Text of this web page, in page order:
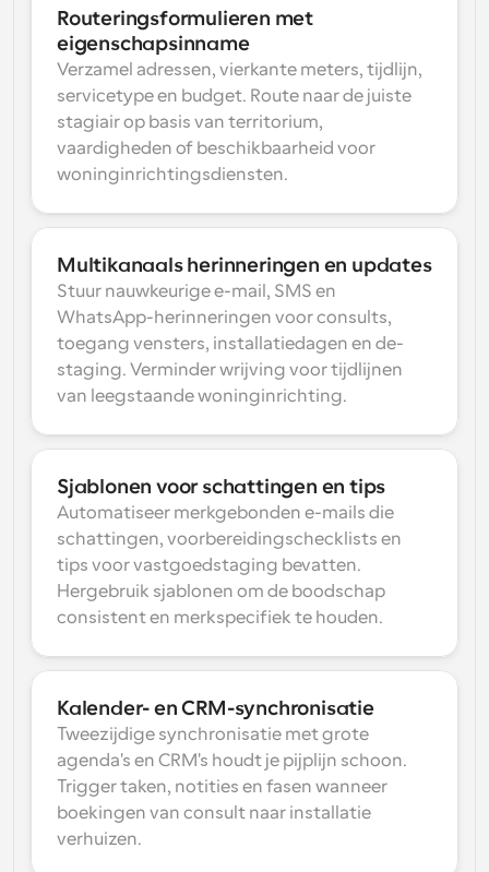
Routeringsformulieren met
eigenschapsinname
Verzamel adressen, vierkante meters, tijdlijn,
servicetype en budget. Route naar de juiste
stagiair op basis van territorium,
vaardigheden of beschikbaarheid voor
woninginrichtingsdiensten.
Multikanaals herinneringen en updates
Stuur nauwkeurige e-mail, SMS en
WhatsApp-herinneringen voor consults,
toegang vensters, installatiedagen en de-
staging. Verminder wrijving voor tijdlijnen
van leegstaande woninginrichting.
Sjablonen voor schattingen en tips
Automatiseer merkgebonden e-mails die
schattingen, voorbereidingschecklists en
tips voor vastgoedstaging bevatten.
Hergebruik sjablonen om de boodschap
consistent en merkspecifiek te houden.
Kalender- en CRM-synchronisatie
Tweezijdige synchronisatie met grote
agenda's en CRM's houdt je pijplijn schoon.
Trigger taken, notities en fasen wanneer
boekingen van consult naar installatie
verhuizen.